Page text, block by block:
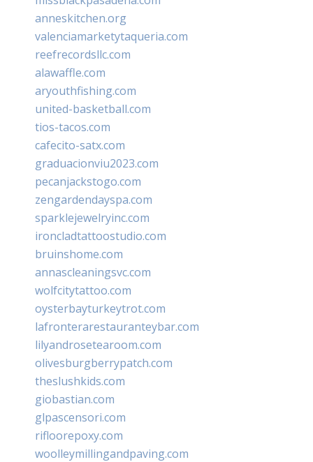
anneskitchen.org
valenciamarketytaqueria.com
reefrecordsllc.com
alawaffle.com
aryouthfishing.com
united-basketball.com
tios-tacos.com
cafecito-satx.com
graduacionviu2023.com
pecanjackstogo.com
zengardendayspa.com
sparklejewelryinc.com
ironcladtattoostudio.com
bruinshome.com
annascleaningsvc.com
wolfcitytattoo.com
oysterbayturkeytrot.com
lafronterarestauranteybar.com
lilyandrosetearoom.com
olivesburgberrypatch.com
theslushkids.com
giobastian.com
glpascensori.com
rifloorepoxy.com
woolleymillingandpaving.com